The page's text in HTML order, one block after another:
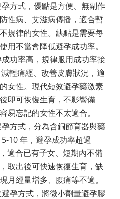
式，優點是方便、無副作
性病、艾滋病傳播，適合暫
規律的女性。缺點是需要每
用不當會降低避孕成功率。
率高，規律服用成功率接
輕痛經、改善皮膚狀況，適
女性。現代短效避孕藥激素
即可恢復生育，不影響備
易忘記的女性不太適合。
式，分為含銅節育器與藥
10 年，避孕成功率超過
適合已有子女、短期內不備
取出後可快速恢復生育，缺
月經量增多、腹痛等不適。
方式，將微小劑量避孕膠